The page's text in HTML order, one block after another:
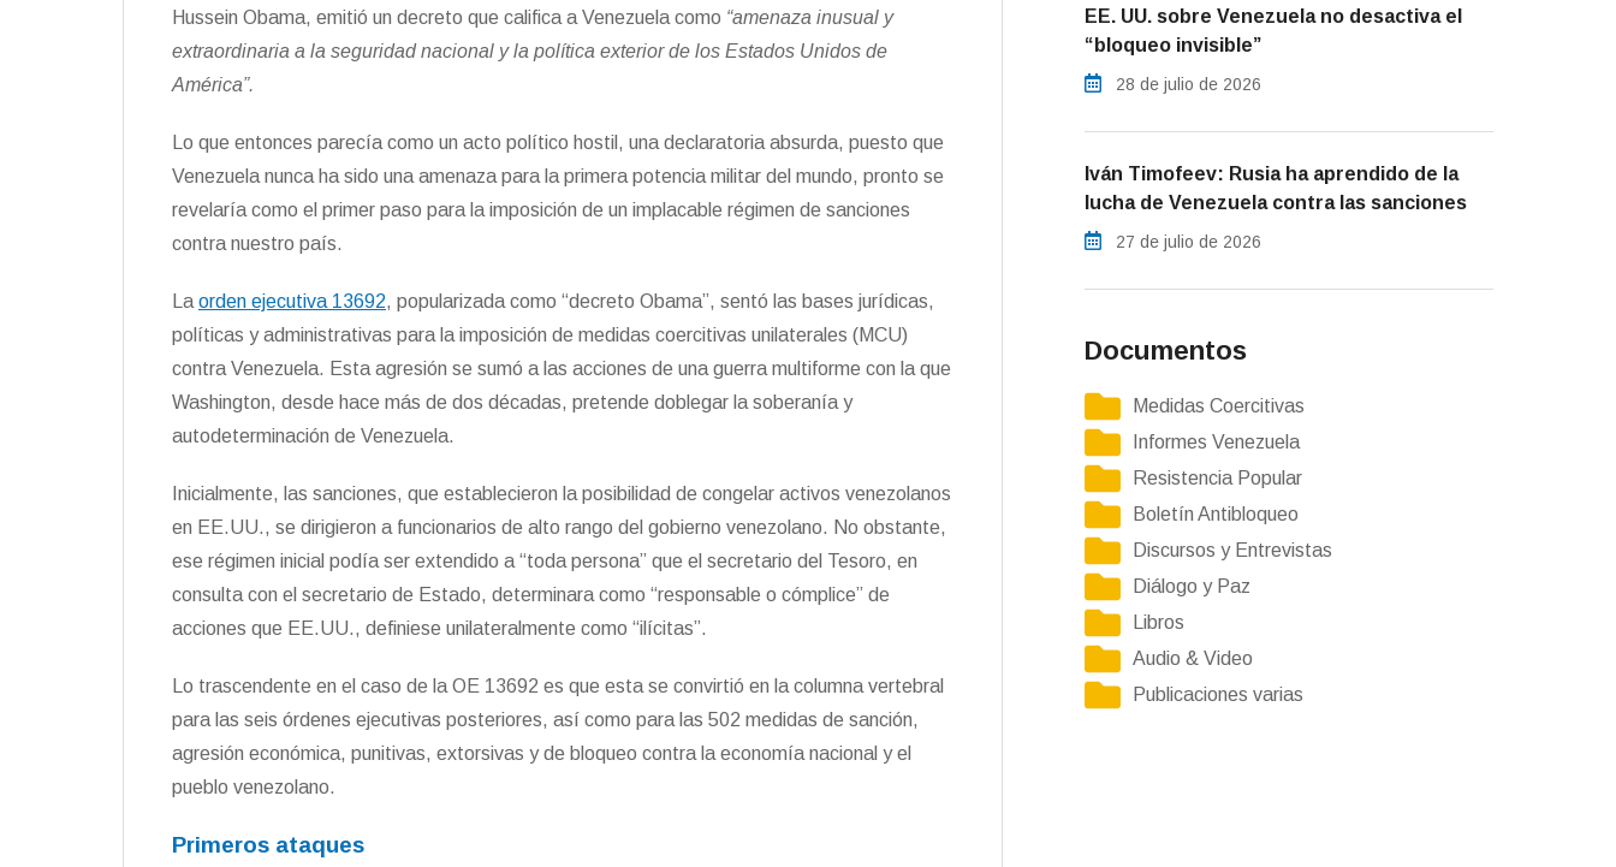
t
r
b
o
k
g
a
s
p
a
e
I
a
e
o
o
e
e
l
l
L
n
t
r
l
y
t
a
t
Hussein Obama, emitió un decreto que califica a Venezuela como “amenaza inusual y
extraordinaria a la seguridad nacional y la política exterior de los Estados Unidos de
América”.
Lo que entonces parecía como un acto político hostil, una declaratoria absurda, puesto que
Venezuela nunca ha sido una amenaza para la primera potencia militar del mundo, pronto se
revelaría como el primer paso para la imposición de un implacable régimen de sanciones
contra nuestro país.
La orden ejecutiva 13692, popularizada como “decreto Obama”, sentó las bases jurídicas,
políticas y administrativas para la imposición de medidas coercitivas unilaterales (MCU)
contra Venezuela. Esta agresión se sumó a las acciones de una guerra multiforme con la que
Washington, desde hace más de dos décadas, pretende doblegar la soberanía y
autodeterminación de Venezuela.
Inicialmente, las sanciones, que establecieron la posibilidad de congelar activos venezolanos
en EE.UU., se dirigieron a funcionarios de alto rango del gobierno venezolano. No obstante,
ese régimen inicial podía ser extendido a “toda persona” que el secretario del Tesoro, en
consulta con el secretario de Estado, determinara como “responsable o cómplice” de
acciones que EE.UU., definiese unilateralmente como “ilícitas”.
Lo trascendente en el caso de la OE 13692 es que esta se convirtió en la columna vertebral
para las seis órdenes ejecutivas posteriores, así como para las 502 medidas de sanción,
agresión económica, punitivas, extorsivas y de bloqueo contra la economía nacional y el
pueblo venezolano.
Primeros ataques
EE. UU. sobre Venezuela no desactiva el
“bloqueo invisible”
28 de julio de 2026
Iván Timofeev: Rusia ha aprendido de la
lucha de Venezuela contra las sanciones
27 de julio de 2026
Documentos
Medidas Coercitivas
Informes Venezuela
Resistencia Popular
Boletín Antibloqueo
Discursos y Entrevistas
Diálogo y Paz
Libros
Audio & Video
Publicaciones varias